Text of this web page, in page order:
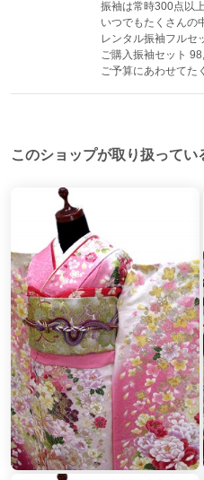
振袖は常時300点以
いつでもたくさんの
レンタル振袖フルセ
ご購入振袖セット
ご予算にあわせてた
このショップが取り扱ってい